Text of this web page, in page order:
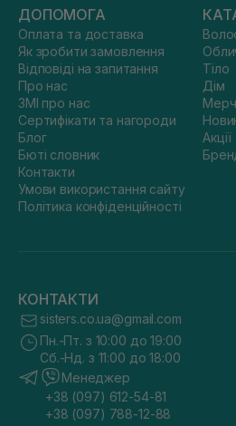
ДОПОМОГА
Оплата та доставка
Як зробити замовлення
Відповіді на запитання
Про нас
ЗМІ про нас
Сертифікати та нагороди
Блог
Бюті словник
Контакти
Умови використання сайту
Політика конфіденційності
Тіло
Дім
Мерч
КОНТАКТИ
sisters.co.ua@gmail.com
Пн.-Пт. з 10:00 до 19:00
Сб.-Нд. з 11:00 до 18:00
Менеджер
+38 (097) 612-54-81
+38 (097) 788-12-88